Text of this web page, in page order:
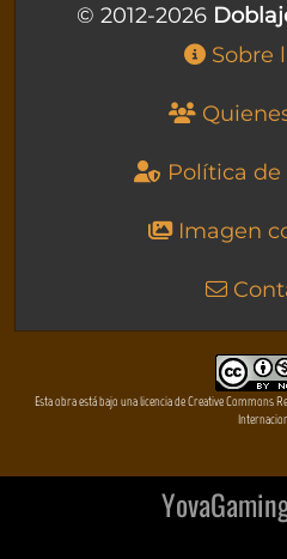
© 2012-2026
Sobre
Política
Imagen
Esta obra está bajo una licencia de Creative